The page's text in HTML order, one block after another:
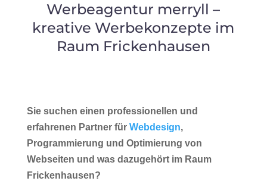
Werbeagentur merryll –
kreative Werbekonzepte im
Raum Frickenhausen
Sie suchen einen professionellen und
erfahrenen Partner für Webdesign,
Programmierung und Optimierung von
Webseiten und was dazugehört im Raum
Frickenhausen?